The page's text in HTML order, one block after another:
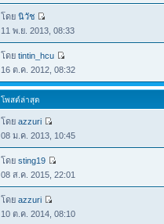
โดยนิวัช
11 พ.ย. 2013, 08:33
โดยtintin_hcu
16 ต.ค. 2012, 08:32
โพสต์ล่าสุด
โดยazzuri
08 ม.ค. 2013, 10:45
โดยsting19
08 ส.ค. 2015, 22:01
โดยazzuri
10 ต.ค. 2014, 08:10